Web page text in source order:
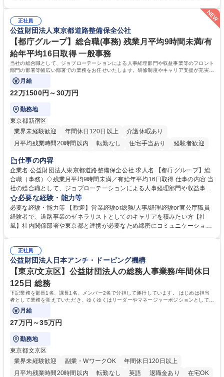
国策事業です。「GOOD LUCK TRIP」は、海外旅行ガイドブックと同様
に、インバウンドのトップブランドに成長しております■旅が業務であ
り、日常です。旅好きにはこれ以上ない環境です 募集職種 【企画営業/行
政・企業向け観光推進支援】旅行ガイドブック『地球の歩き方』
ることが可能です。 ■国内旅行ガイドブックは立ち上げ間もない新規事業
であり、「地球の歩き方」としてどう取り組むか、共に形を作るコアメン
バーとして活躍いただきます。 学歴・資格 学歴：大学院 大学 語学力： 資
格：
正社員
公益財団法人東京都道路整備保全公社
【都庁グループ】総合職(事務) 残業月平均9時間未満/有
給年平均16日取得 一般事務
当社の総合職として、ジョブローテーションによる人事経理部門や収益事業等のフロント
部門の部署等幅広い部署での業務をお任せいたします。研修制度やキャリア支援が充実し
ております！ ※下記業務詳細
月給
22万1500円～30万円
勤務地
東京都新宿区
業界未経験歓迎
年間休日120日以上
介護休暇あり
月平均残業時間20時間以内
転勤なし 住宅手当あり
経験者歓迎
研修あり
退職金あり
駅近5分以内
資格取得手当あり 食事補助あり
仕事の内容
企業名 公益財団法人東京都道路整備保全公社 求人名 【都庁グループ】総
合職（事務）◇残業月平均9時間未満／有給年平均16日取得 仕事の内容 当
社の総合職として、ジョブローテーションによる人事経理部門や収益事業
等のフロント部門の部署等幅広い部署での業務をお任せいたします。研修
制度やキャリア支援が充実しております！ ※下記業務詳細 【業務詳細】■
管理部門：広報、人事、経理など当公社の運営に係る管理業務 ■収益部
門：駐車場の新規開拓、管理運営、新宿駅西口広場の「イベントコーナ
道路施設や道路工事現場の見学ツアー事業 ※入社後は上記いずれかの部門
へ配属。※業務内容変更の範囲：会社の定める業務 募集職種 【都庁グル
ープ】総合職（事務）◇残業月平均9時間未満／有給年平均16日取得
必要な経験・能力等
必要な経験・能力等 【歓迎】営業経験or総務/人事/経理経験or官公庁職員
経験者で、道路事業のゼネラリストとしてのキャリアを積みたい方【社
風】社内関係部署や東京都と連携が必要なため綿密にコミュニケーション
部門など多岐に渡る業務を経験できます。 ■様々なプロジェクト：駐車場
事業の他、新宿駅西口広場内に設置された照明を兼ねた広告「ブライトサ
イン」の管理運営を行うなど、事業収益を生み出す活動を積極的に行って
います。 学歴・資格 学歴：大学院 大学 高専 短大 専修学校 高校 語学力：
資格：
正社員
公益財団法人日本アンチ・ドーピング機構
【東京/文京区】公益財団法人の総務人事業務/年間休日
125日 総務
下記業務を部長1名、課長1名、メンバー2名で分担して遂行しています。 はじめは担当
者として業務を覚えていただき、ゆくゆくはリーダーやマネージャーポジションとして活
躍いただくことを期待しています。
月給
27万円～35万円
勤務地
東京都文京区
業界未経験歓迎
副業・WワークOK
年間休日120日以上
月平均残業時間20時間以内
転勤なし 英語 退職金あり
在宅OK